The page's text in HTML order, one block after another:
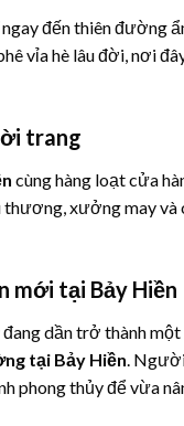
đến thiên đường
vỉa hè lâu đời, nơi
trang
cùng hàng loạt cửa
thương, xưởng may
mới tại Bảy Hiền
dần trở thành
tại Bảy Hiền .
phong thủy để vừa